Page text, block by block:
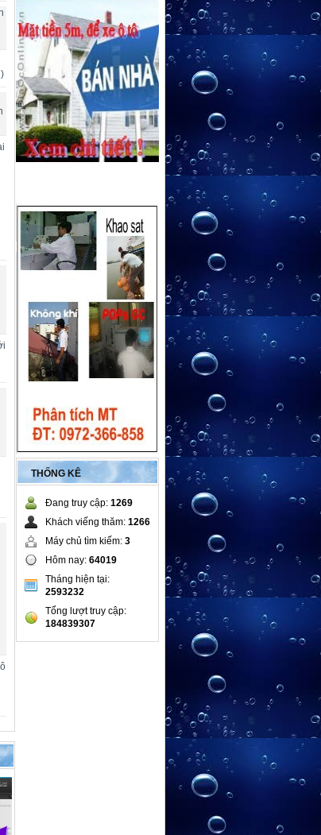
THỐNG KÊ
Đang truy cập: 1269
Khách viếng thăm: 1266
Máy chủ tìm kiếm: 3
Hôm nay: 64019
Tháng hiện tại:
2593232
Tổng lượt truy cập:
184839307